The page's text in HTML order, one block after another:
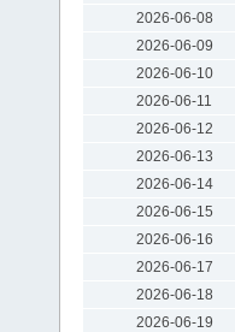
2026-06-08
2026-06-09
2026-06-10
2026-06-11
2026-06-12
2026-06-13
2026-06-14
2026-06-15
2026-06-16
2026-06-17
2026-06-18
2026-06-19